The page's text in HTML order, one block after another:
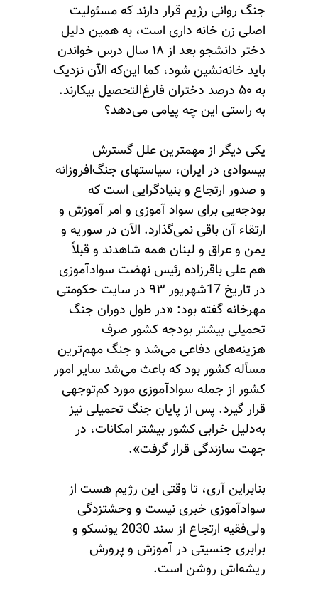
جنگ روانی رژیم قرار دارند که مسئولیت
اصلی زن خانه داری است، به همین دلیل
دختر دانشجو بعد از ۱۸ سال درس خواندن
باید خانه‌نشین شود، کما این‌که الآن نزدیک
به ۵۰ درصد دختران فارغ‌التحصیل بیکارند.
به راستی این چه پیامی می‌دهد؟
یکی دیگر از مهمترین علل گسترش
بیسوادی در ایران، سیاستهای جنگ‌افروزانه
و صدور ارتجاع و بنیادگرایی است که
بودجه‌یی برای سواد آموزی و امر آموزش و
ارتقاء آن باقی نمی‌گذارد. الآن در سوریه و
یمن و عراق و لبنان همه شاهدند و قبلاً
هم علی باقرزاده رئیس نهضت سوادآموزی
در تاریخ 17شهریور ۹۳ در سایت حکومتی
مهرخانه گفته بود: «در طول دوران جنگ
تحمیلی بیشتر بودجه کشور صرف
هزینه‌های دفاعی می‌شد و جنگ مهم‌ترین
مسأله کشور بود که باعث می‌شد سایر امور
کشور از جمله سوادآموزی مورد کم‌توجهی
قرار گیرد. پس از پایان جنگ تحمیلی نیز
به‌دلیل خرابی کشور بیشتر امکانات، در
جهت سازندگی قرار گرفت».
بنابراین آری، تا وقتی این رژیم هست از
سوادآموزی خبری نیست و وحشتزدگی
ولی‌فقیه ارتجاع از سند 2030 یونسکو و
برابری جنسیتی در آموزش و پرورش
ریشه‌اش روشن است.